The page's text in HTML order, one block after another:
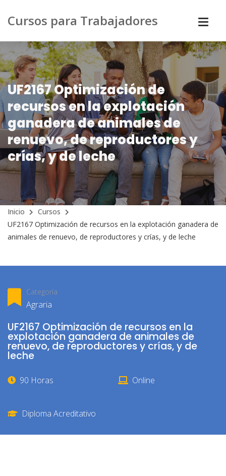
Cursos para Trabajadores
UF2167 Optimización de
recursos en la explotación
ganadera de animales de
renuevo, de reproductores y
crías, y de leche
Inicio
Cursos
UF2167 Optimización de recursos en la explotación ganadera de
animales de renuevo, de reproductores y crías, y de leche
Categoría
Agraria
UF2167 Optimización de recursos en la
explotación ganadera de animales de
renuevo, de reproductores y crías, y de
leche
90 Horas Online
Diploma Acreditativo